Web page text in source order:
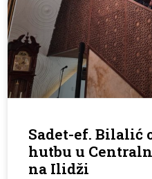
Sadet-ef. Bilalić
hutbu u
na Ilidži